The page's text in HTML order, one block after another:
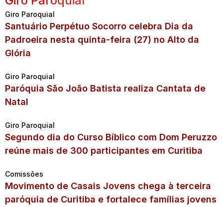
Giro Paroquial
Santuário Perpétuo Socorro celebra Dia da
Padroeira nesta quinta-feira (27) no Alto da
Glória
Giro Paroquial
Paróquia São João Batista realiza Cantata de
Natal
Giro Paroquial
Segundo dia do Curso Bíblico com Dom Peruzzo
reúne mais de 300 participantes em Curitiba
Comissões
Movimento de Casais Jovens chega à terceira
paróquia de Curitiba e fortalece famílias jovens